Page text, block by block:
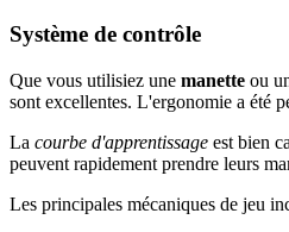
Système de contrôle
Que vous utilisiez une manette ou
sont excellentes. L'ergonomie a été
La courbe d'apprentissage est bien
peuvent rapidement prendre leurs
Les principales mécaniques de jeu